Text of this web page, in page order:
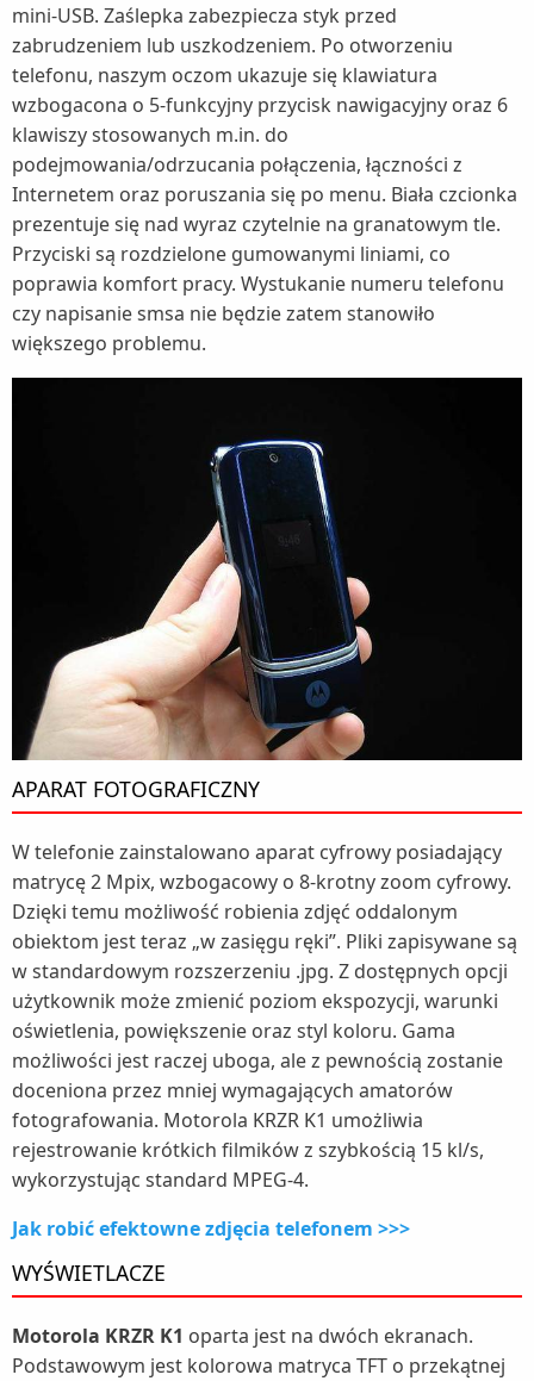
mini-USB. Zaślepka zabezpiecza styk przed
zabrudzeniem lub uszkodzeniem. Po otworzeniu
telefonu, naszym oczom ukazuje się klawiatura
wzbogacona o 5-funkcyjny przycisk nawigacyjny oraz 6
klawiszy stosowanych m.in. do
podejmowania/odrzucania połączenia, łączności z
Internetem oraz poruszania się po menu. Biała czcionka
prezentuje się nad wyraz czytelnie na granatowym tle.
Przyciski są rozdzielone gumowanymi liniami, co
poprawia komfort pracy. Wystukanie numeru telefonu
czy napisanie smsa nie będzie zatem stanowiło
większego problemu.
APARAT FOTOGRAFICZNY
W telefonie zainstalowano aparat cyfrowy posiadający
matrycę 2 Mpix, wzbogacowy o 8-krotny zoom cyfrowy.
Dzięki temu możliwość robienia zdjęć oddalonym
obiektom jest teraz „w zasięgu ręki”. Pliki zapisywane są
w standardowym rozszerzeniu .jpg. Z dostępnych opcji
użytkownik może zmienić poziom ekspozycji, warunki
oświetlenia, powiększenie oraz styl koloru. Gama
możliwości jest raczej uboga, ale z pewnością zostanie
doceniona przez mniej wymagających amatorów
fotografowania. Motorola KRZR K1 umożliwia
rejestrowanie krótkich filmików z szybkością 15 kl/s,
wykorzystując standard MPEG-4.
Jak robić efektowne zdjęcia telefonem >>>
WYŚWIETLACZE
Motorola KRZR K1 oparta jest na dwóch ekranach.
Podstawowym jest kolorowa matryca TFT o przekątnej